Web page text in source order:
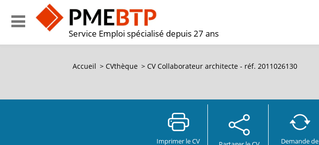
Service Emploi spécialisé depuis 27 ans
Accueil > CVthèque > CV Collaborateur architecte - réf. 2011026130
Imprimer le CV
Demande de